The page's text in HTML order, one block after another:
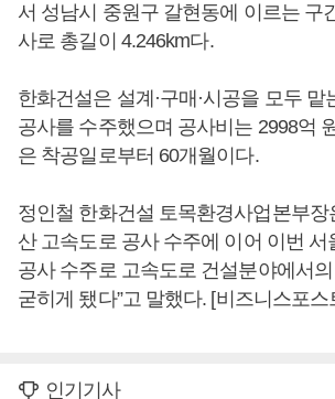
서 성남시 중원구 갈현동에 이르는 구
사로 총길이 4.246km다.
한화건설은 설계·구매·시공을 모두
공사를 수주했으며 공사비는 2998억
은 착공일로부터 60개월이다.
정인철 한화건설 토목환경사업본부장
산 고속도로 공사 수주에 이어 이번
공사 수주로 고속도로 건설분야에서
굳히게 됐다”고 말했다. [비즈니스포
인기기사